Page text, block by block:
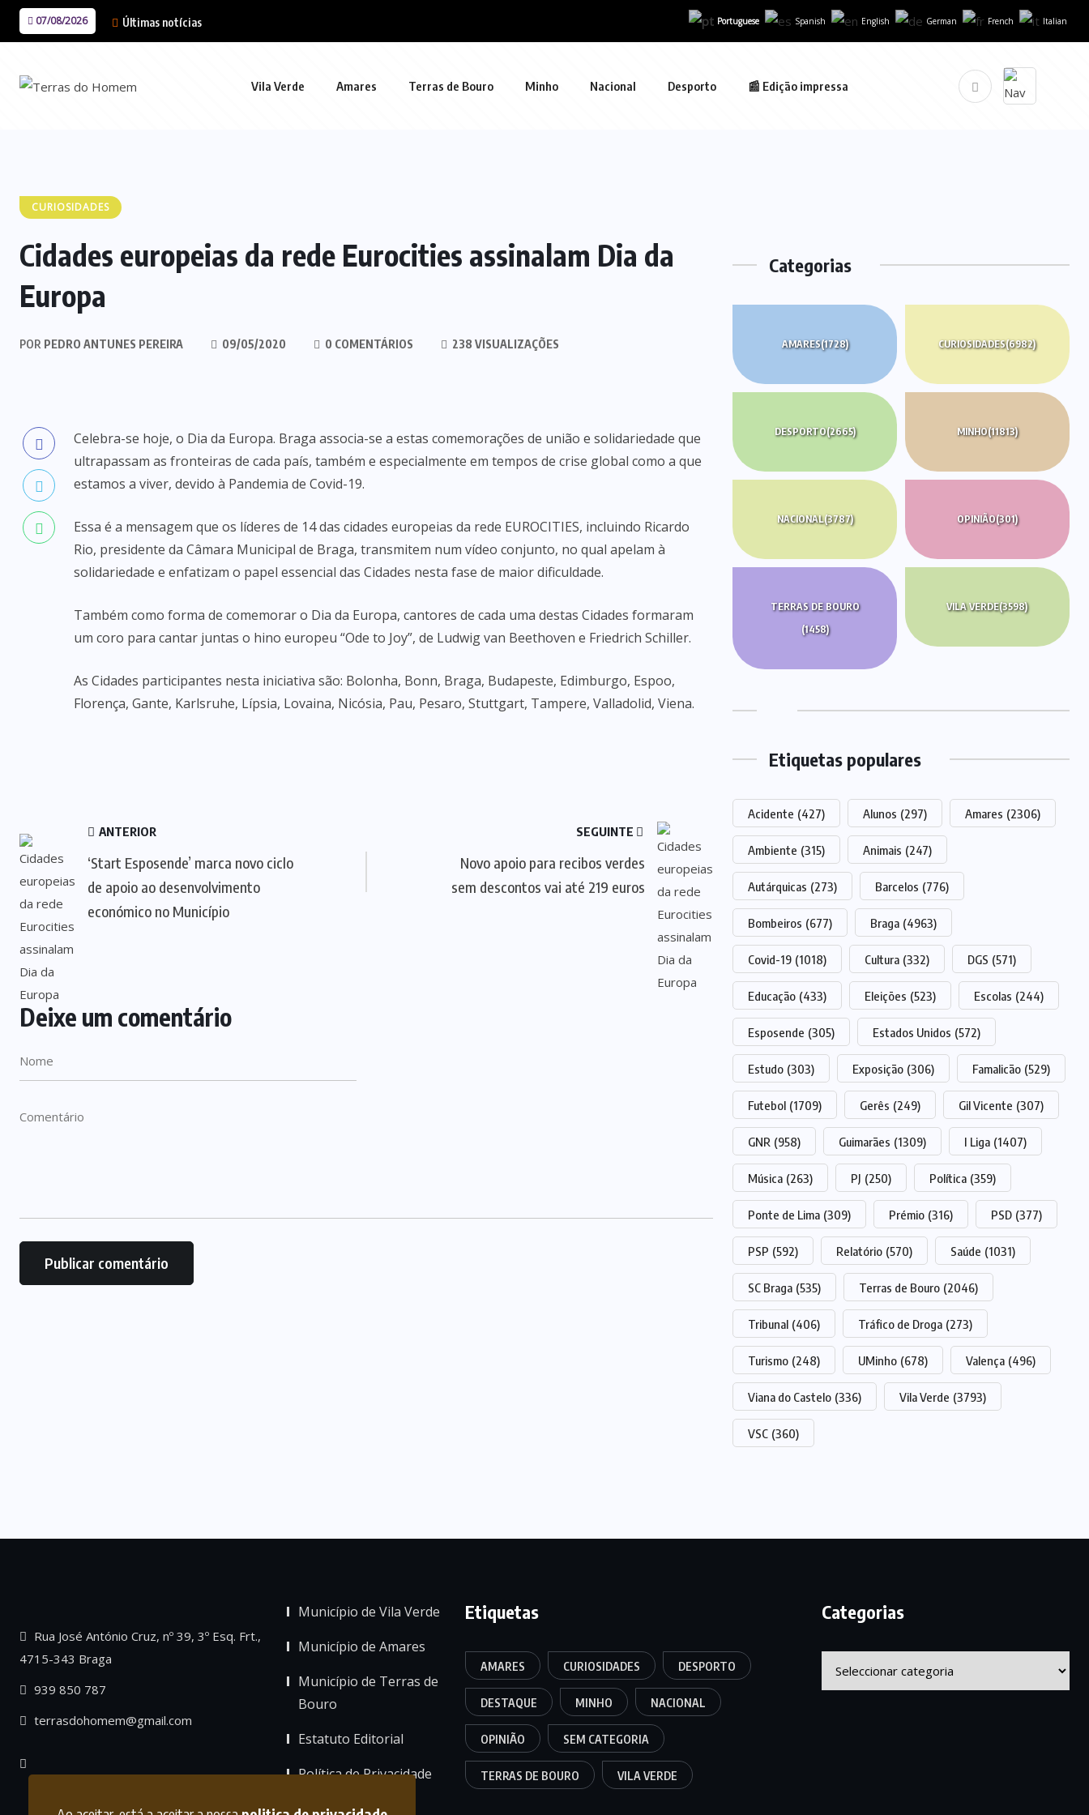
07/08/2026 Últimas notícias Portuguese Spanish English German French Italian
Vila Verde Amares Terras de Bouro Minho Nacional Desporto 📰 Edição impressa
CURIOSIDADES
Cidades europeias da rede Eurocities assinalam Dia da
Europa
POR PEDRO ANTUNES PEREIRA 09/05/2020 0 COMENTÁRIOS 238 VISUALIZAÇÕES
Celebra-se hoje, o Dia da Europa. Braga associa-se a estas comemorações de união e solidariedade que
ultrapassam as fronteiras de cada país, também e especialmente em tempos de crise global como a que
estamos a viver, devido à Pandemia de Covid-19.
Essa é a mensagem que os líderes de 14 das cidades europeias da rede EUROCITIES, incluindo Ricardo
Rio, presidente da Câmara Municipal de Braga, transmitem num vídeo conjunto, no qual apelam à
solidariedade e enfatizam o papel essencial das Cidades nesta fase de maior dificuldade.
Também como forma de comemorar o Dia da Europa, cantores de cada uma destas Cidades formaram
um coro para cantar juntas o hino europeu “Ode to Joy”, de Ludwig van Beethoven e Friedrich Schiller.
As Cidades participantes nesta iniciativa são: Bolonha, Bonn, Braga, Budapeste, Edimburgo, Espoo,
Florença, Gante, Karlsruhe, Lípsia, Lovaina, Nicósia, Pau, Pesaro, Stuttgart, Tampere, Valladolid, Viena.
ANTERIOR
‘Start Esposende’ marca novo ciclo
de apoio ao desenvolvimento
económico no Município
SEGUINTE
Novo apoio para recibos verdes
sem descontos vai até 219 euros
Deixe um comentário
Categorias
AMARES(1728) CURIOSIDADES(6982)
DESPORTO(2665) MINHO(11813)
NACIONAL(3787) OPINIÃO(301)
TERRAS DE BOURO
(1458)
VILA VERDE(3598)
Etiquetas populares
Acidente (427) Alunos (297) Amares (2306)
Ambiente (315) Animais (247)
Autárquicas (273) Barcelos (776)
Bombeiros (677) Braga (4963)
Covid-19 (1018) Cultura (332) DGS (571)
Educação (433) Eleições (523) Escolas (244)
Esposende (305) Estados Unidos (572)
Estudo (303) Exposição (306) Famalicão (529)
Futebol (1709) Gerês (249) Gil Vicente (307)
GNR (958) Guimarães (1309) I Liga (1407)
Música (263) PJ (250) Política (359)
Ponte de Lima (309) Prémio (316) PSD (377)
PSP (592) Relatório (570) Saúde (1031)
SC Braga (535) Terras de Bouro (2046)
Tribunal (406) Tráfico de Droga (273)
Turismo (248) UMinho (678) Valença (496)
Viana do Castelo (336) Vila Verde (3793)
VSC (360)
Rua José António Cruz, nº 39, 3º Esq. Frt.,
4715-343 Braga
939 850 787
terrasdohomem@gmail.com
Município de Vila Verde
Município de Amares
Município de Terras de
Bouro
Estatuto Editorial
Política de Privacidade
Etiquetas
AMARES CURIOSIDADES DESPORTO
DESTAQUE MINHO NACIONAL
OPINIÃO SEM CATEGORIA
TERRAS DE BOURO VILA VERDE
Categorias